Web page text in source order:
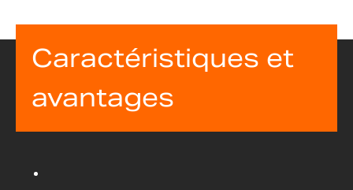
Caractéristiques et
avantages